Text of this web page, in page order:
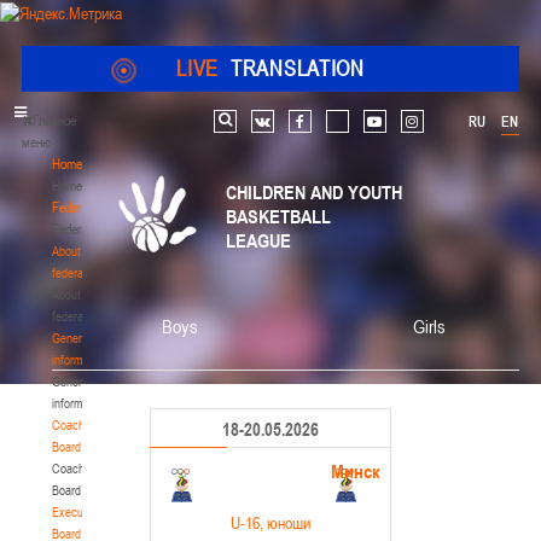
LIVE TRANSLATION
Главное
меню
Home
Home
Federation
Federation
About
federation
About
federation
General
information
General
information
Coaching
Board
Coaching
Board
Executive
Board
RU EN
Search vk facebook youtube instagram
CHILDREN AND YOUTH
BASKETBALL
LEAGUE
Boys Girls
18-20.05.2026
Минск
U-16 , юноши